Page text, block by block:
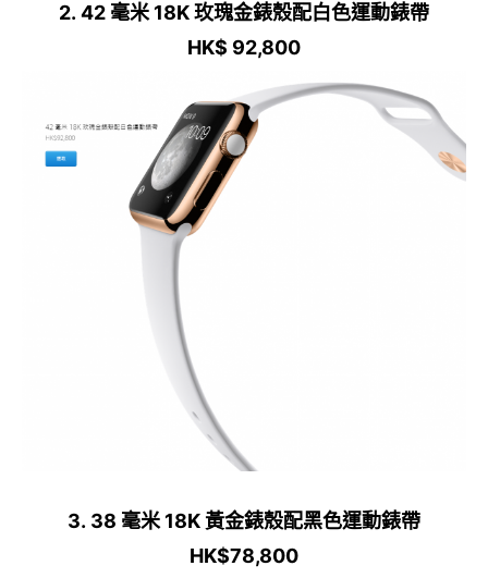
2. 42 毫米 18K 玫瑰金錶殼配白色運動錶帶
HK$ 92,800
3. 38 毫米 18K 黃金錶殼配黑色運動錶帶
HK$78,800